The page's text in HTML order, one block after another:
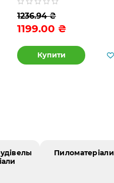
1236.94 ₴
1199.00 ₴
Купити
Пиломатеріали